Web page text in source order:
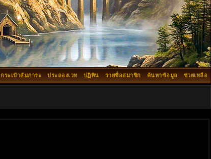
ช่วยเหลือ
ค้นหาข้อมูล
รายชื่อสมาชิก
ปฏิทิน
ประลองเวท
กระเป๋าสัมภาระ